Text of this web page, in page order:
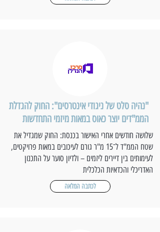
"נהיה סלט של ניגודי אינטרסים": החוק להגדלת
הממ"דים יוצר כאוס במאות מיזמי התחדשות
שלושה חודשים אחרי האישור בכנסת: החוק שמגדיל את
שטח הממ"ד ל־15 מ"ר גורם לעיכובים במאות פרויקטים,
לעימותים בין דיירים ליזמים – ולדיון סוער על התכנון
האדריכלי והכדאיות הכלכלית
לכתבה המלאה